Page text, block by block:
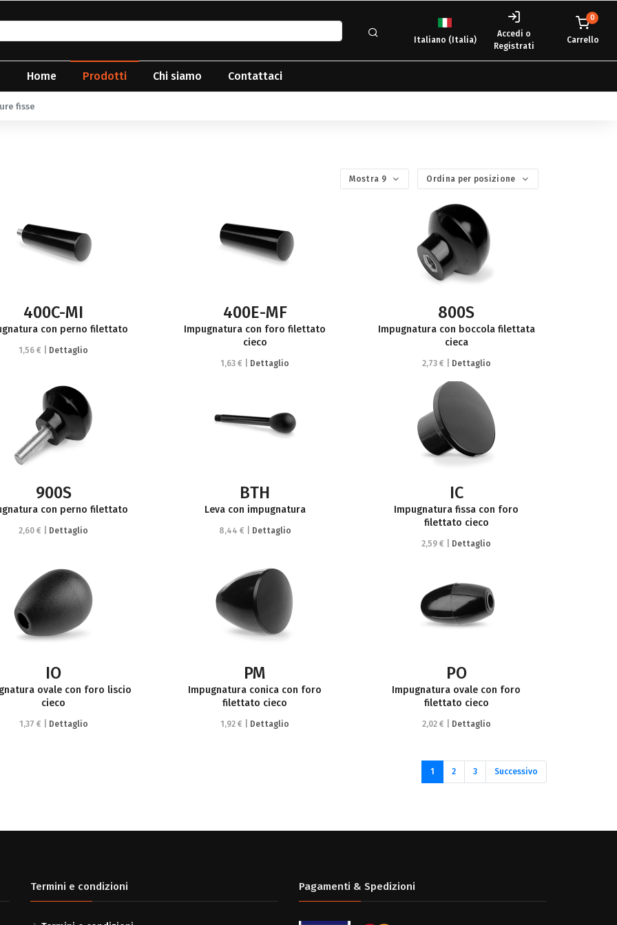
Italiano (Italia)
Accedi o
Registrati
0
Carrello
Home Prodotti Chi siamo Contattaci
fisse
Mostra 9 Ordina per posizione
400C-MI
con perno filettato
1,56 € | Dettaglio
400E-MF
Impugnatura con foro filettato
cieco
1,63 € | Dettaglio
800S
Impugnatura con boccola filettata
cieca
2,73 € | Dettaglio
900S
con perno filettato
2,60 € | Dettaglio
BTH
Leva con impugnatura
8,44 € | Dettaglio
IC
Impugnatura fissa con foro
filettato cieco
2,59 € | Dettaglio
IO
ovale con foro liscio
cieco
1,37 € | Dettaglio
PM
Impugnatura conica con foro
filettato cieco
1,92 € | Dettaglio
PO
Impugnatura ovale con foro
filettato cieco
2,02 € | Dettaglio
1 (current)
2 3 Successivo
Termini e condizioni Pagamenti & Spedizioni